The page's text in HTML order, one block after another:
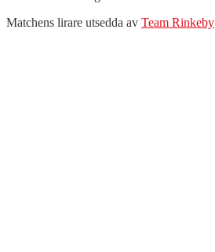
Matchens lirare utsedda av Team Rinkeby